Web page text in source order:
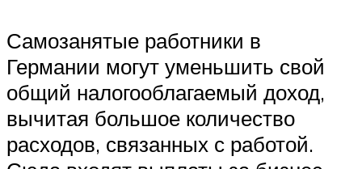
Самозанятые работники в
Германии могут уменьшить свой
общий налогооблагаемый доход,
вычитая большое количество
расходов, связанных с работой.